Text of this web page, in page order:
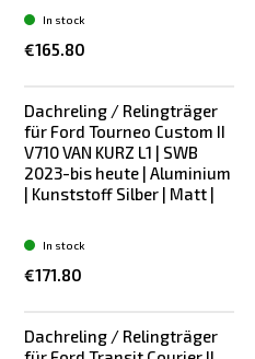
€165.80
In stock
Dachreling / Relingträger
für Ford Tourneo Custom II
V710 VAN KURZ L1 | SWB
2023-bis heute | Aluminium
| Kunststoff Silber | Matt |
€171.80
In stock
Dachreling / Relingträger